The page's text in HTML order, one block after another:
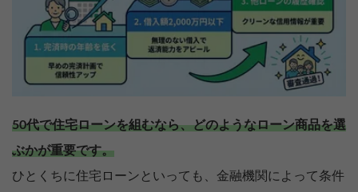
50代で住宅ローンを組むなら、どのようなローン商品を選
ぶかが重要です。
ひとくちに住宅ローンといっても、金融機関によって条件